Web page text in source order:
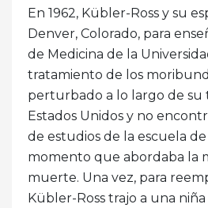
En 1962, Kübler-Ross y su
Denver, Colorado, para
de Medicina de la
tratamiento de los
perturbado a lo largo de su
Estados Unidos y no
de estudios de la escuela de
momento que abordaba la
muerte. Una vez, para
Kübler-Ross trajo a una niña